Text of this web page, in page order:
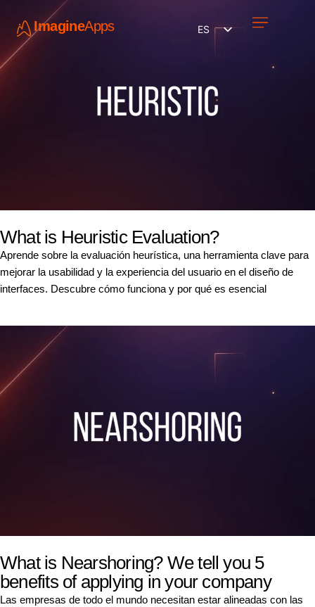
ImagineApps ES
What is Heuristic Evaluation?
Aprende sobre la evaluación heurística, una herramienta clave para
mejorar la usabilidad y la experiencia del usuario en el diseño de
interfaces. Descubre cómo funciona y por qué es esencial
What is Nearshoring? We tell you 5
benefits of applying in your company
Las empresas de todo el mundo necesitan estar alineadas con las